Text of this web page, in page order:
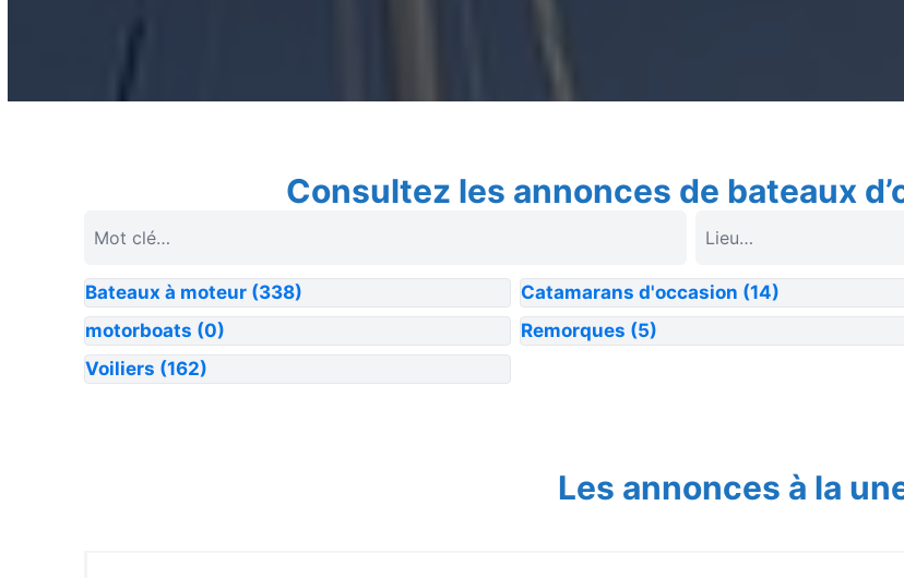
Consultez les annonces de bateaux
Bateaux à moteur (338) Catamarans d'occasion (14)
motorboats (0) Remorques (5)
Voiliers (162)
Les annonces à la